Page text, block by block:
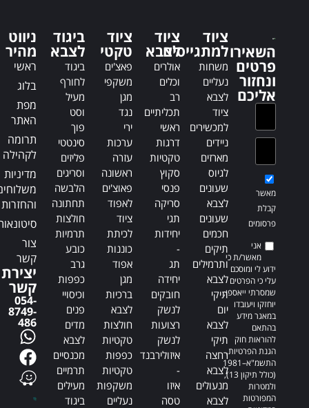
t
i
v
e
i
v
השאירו
פרטים
ונחזור
אליכם
מאשר
קבלת
פרסומים
אני
מאשר/ת כי
ידוע לי ומוסכם
עלי כי הפרטים
שמסרתי ייאספו,
יוחזקו ויעובדו
במאגר מידע
בהתאם
להוראות חוק
הגנת הפרטיות,
התשמ"א–1981
(כולל תיקון 13),
ולמטרות
המפורטות
ציוד
למתגייסים
משחות
נעליים
לצבא
ציוד
למכשירים
ניידים
מארזים
לגיוס
שעונים
לצבא
שעונים
חכמים
תיקים
ותרמילים
לצבא
תיקי
יום
לצבא
תיקי
רחצה
לצבא
מנעולים
לצבא
ציוד
לצבא
אולרים
וכלים
רב
תכליתיים
ראשי
דרגות
טקטיות
סקוץ
פנסי
סריקה
תגי
יחידות
-
תג
יחידה
חובקים
לנשק
רצועות
לנשק
איזולירבנד
-
איזו
טסה
ציוד
טקטי
פאצ'ים
משקפי
מגן
נגד
ירי
ערכות
עזרה
ראשונה
פאוצ'ים
לאפוד
ציוד
לכיתת
כוננות
אפוד
מגן
ברכיות
לצבא
חולצות
טקטיות
כפפות
טקטיות
משקפות
נעליים
ביגוד
לצבא
ביגוד
לחורף
מעיל
וסט
פוך
סינטטי
פליזים
וסריגים
הלבשה
תחתונה
חולצות
תרמיות
כובע
גרב
כפפות
וכיסויי
פנים
מדים
לצבא
מכנסיים
תרמיים
מעילים
ביגוד
ניווט
מהיר
ראשי
בלוג
מפת
האתר
תרומה
לקהילה
מדיניות
והחזרות
צור
קשר
יצירת
קשר
054-
8749-
486